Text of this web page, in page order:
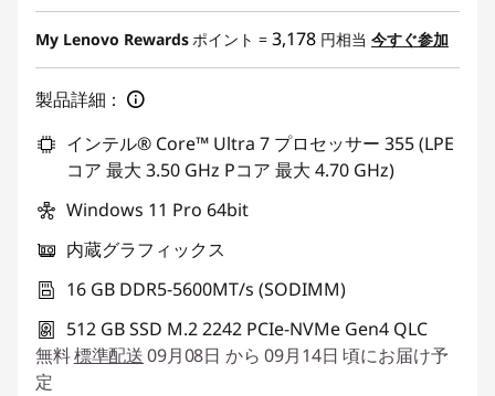
My Lenovo Rewardsポイント = 3,178 円相当 今すぐ参加
製品詳細：
インテル® Core™ Ultra 7 プロセッサー 355 (LPE
コア 最大 3.50 GHz Pコア 最大 4.70 GHz)
Windows 11 Pro 64bit
内蔵グラフィックス
16 GB DDR5-5600MT/s (SODIMM)
512 GB SSD M.2 2242 PCIe-NVMe Gen4 QLC
無料標準配送09月08日 から 09月14日 頃にお届け予
定